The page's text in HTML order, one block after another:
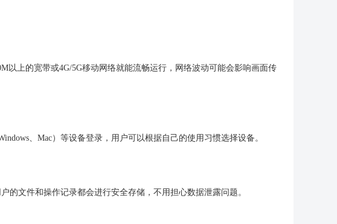
以上的宽带或4G/5G移动网络就能流畅运行，网络波动可能会影响画面传
、Mac）等设备登录，用户可以根据自己的使用习惯选择设备。
的文件和操作记录都会进行安全存储，不用担心数据泄露问题。